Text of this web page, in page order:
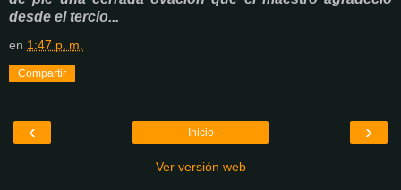
desde el tercio...
en 1:47 p. m.
Compartir
‹ ›
Inicio
Ver versión web